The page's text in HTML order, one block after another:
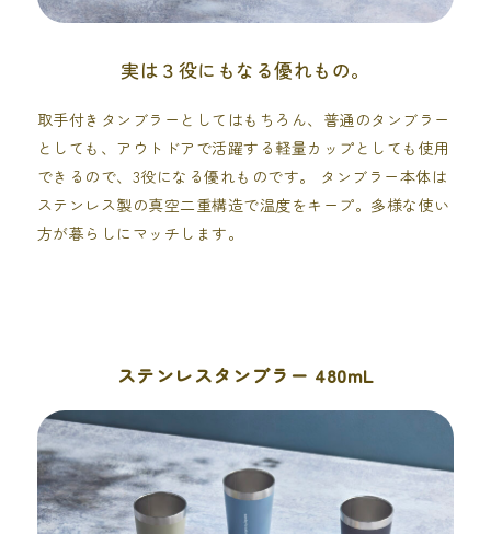
実は３役にもなる優れもの。
取手付きタンブラーとしてはもちろん、普通のタンブラー
としても、アウトドアで活躍する軽量カップとしても使用
できるので、3役になる優れものです。 タンブラー本体は
ステンレス製の真空二重構造で温度をキープ。多様な使い
方が暮らしにマッチします。
ステンレスタンブラー 480mL